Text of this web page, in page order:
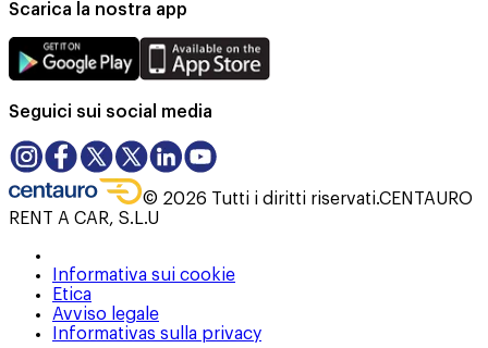
Scarica la nostra app
Seguici sui social media
© 2026 Tutti i diritti riservati.CENTAURO
RENT A CAR, S.L.U
Informativa sui cookie
Etica
Avviso legale
Informativas sulla privacy